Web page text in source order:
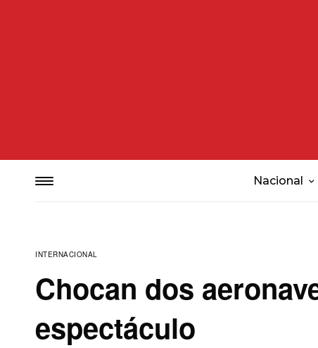
Nacional
INTERNACIONAL
Chocan dos
espectáculo